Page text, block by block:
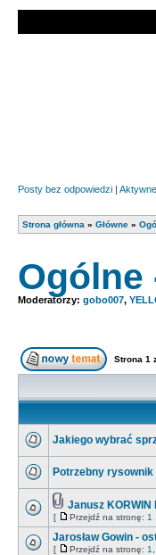
Posty bez odpowiedzi |
Strona główna » Główne »
Ogólne
Moderatorzy: gobo007,
Strona 1
Jakiego wybrać
Potrzebny rysownik
Janusz KORWIN
[ Przejdź na stronę: 1
Jarosław Gowin -
[ Przejdź na stronę: 1